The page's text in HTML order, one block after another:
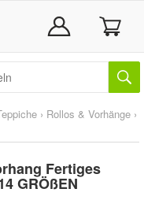
› Rollos & Vorhänge ›
Fertiges
GRÖßEN